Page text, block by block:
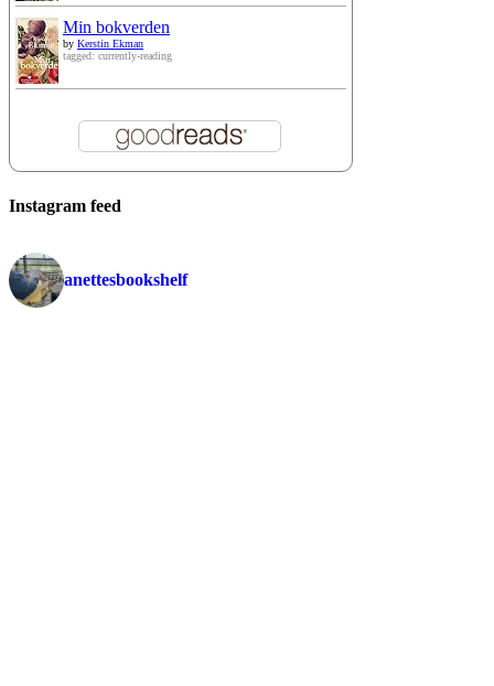
Min bokverden
by Kerstin Ekman
tagged: currently-reading
Instagram feed
anettesbookshelf